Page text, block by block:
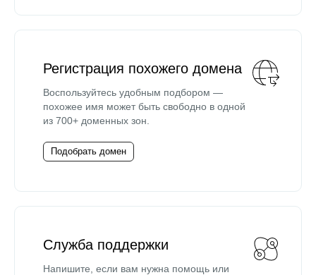
Регистрация похожего домена
Воспользуйтесь удобным подбором —
похожее имя может быть свободно в одной
из 700+ доменных зон.
Подобрать домен
Служба поддержки
Напишите, если вам нужна помощь или